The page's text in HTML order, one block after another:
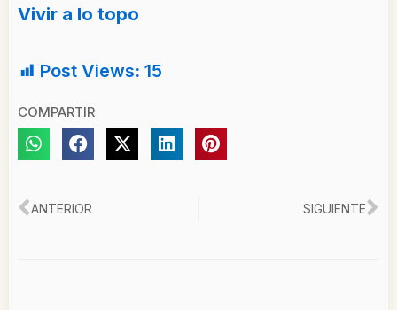
Vivir a lo topo
Post Views: 15
COMPARTIR
Ant
ANTERIOR SIGUIENTE